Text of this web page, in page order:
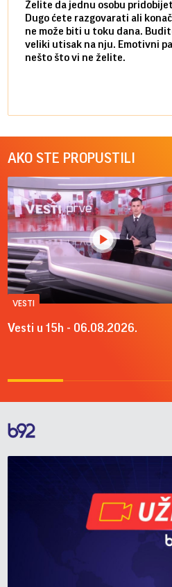
Želite da jednu osobu
Dugo ćete razgovarati ali
ne može biti u toku dana.
veliki utisak na nju. Emotivni
nešto što vi ne želite.
AKO STE PROPUSTILI
VESTI
Vesti u 15h - 06.08.2026.